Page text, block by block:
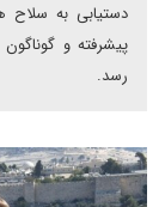
دستیابی به سلاح
پیشرفته و
رسد.